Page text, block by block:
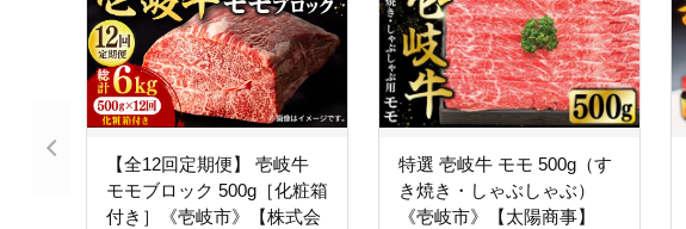
【全12回定期便】 壱岐牛
モモブロック 500g［化粧箱
付き］《壱岐市》【株式会
特選 壱岐牛 モモ 500g（す
き焼き・しゃぶしゃぶ）
《壱岐市》【太陽商事】